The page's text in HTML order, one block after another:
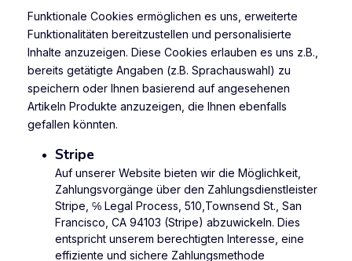
Funktionale Cookies ermöglichen es uns, erweiterte
Funktionalitäten bereitzustellen und personalisierte
Inhalte anzuzeigen. Diese Cookies erlauben es uns z.B.,
bereits getätigte Angaben (z.B. Sprachauswahl) zu
speichern oder Ihnen basierend auf angesehenen
Artikeln Produkte anzuzeigen, die Ihnen ebenfalls
gefallen könnten.
Stripe
Auf unserer Website bieten wir die Möglichkeit,
Zahlungsvorgänge über den Zahlungsdienstleister
Stripe, ℅ Legal Process, 510,Townsend St., San
Francisco, CA 94103 (Stripe) abzuwickeln. Dies
entspricht unserem berechtigten Interesse, eine
effiziente und sichere Zahlungsmethode